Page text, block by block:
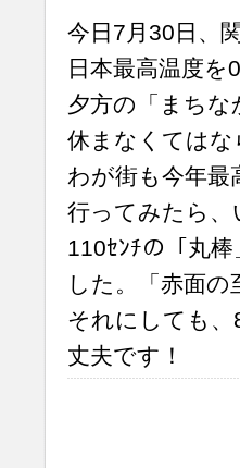
今日7月30日、
日本最高温度
夕方の「まち
休まなくてはな
わが街も今年最
行ってみたら
110ｾﾝﾁの「丸
した。「赤面
それにしても
丈夫です！